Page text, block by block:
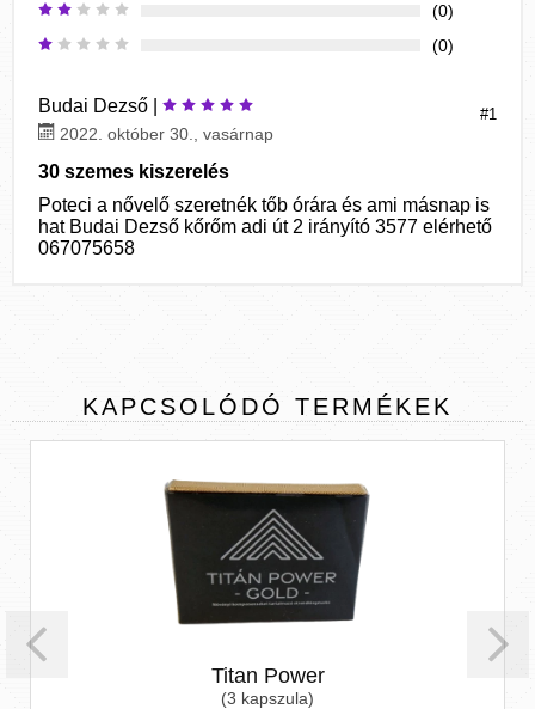
(0)
(0)
#1
Budai Dezső |
2022. október 30., vasárnap
30 szemes kiszerelés
Poteci a nővelő szeretnék tőb órára és ami másnap is
hat Budai Dezső kőrőm adi út 2 irányító 3577 elérhető
067075658
KAPCSOLÓDÓ TERMÉKEK
Titan Power
(3 kapszula)